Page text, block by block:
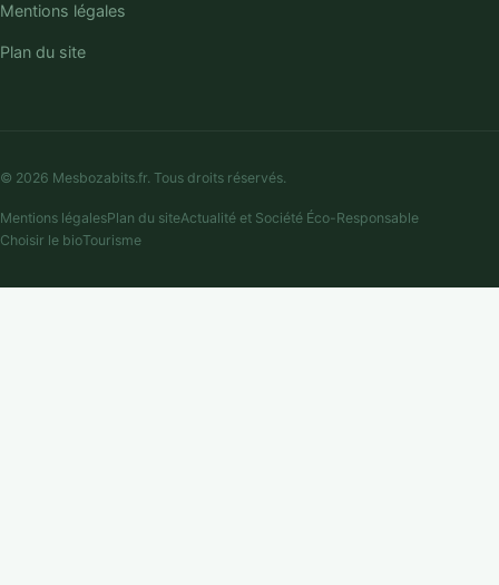
Mentions légales
Plan du site
© 2026 Mesbozabits.fr. Tous droits réservés.
Mentions légalesPlan du siteActualité et Société Éco-Responsable
Choisir le bioTourisme